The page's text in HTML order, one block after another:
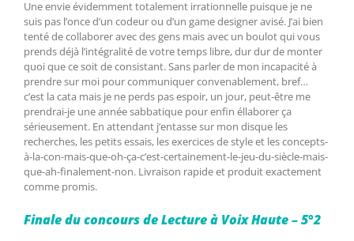
Une envie évidemment totalement irrationnelle puisque je ne
suis pas l’once d’un codeur ou d’un game designer avisé. J’ai bien
tenté de collaborer avec des gens mais avec un boulot qui vous
prends déjà l’intégralité de votre temps libre, dur dur de monter
quoi que ce soit de consistant. Sans parler de mon incapacité à
prendre sur moi pour communiquer convenablement, bref…
c’est la cata mais je ne perds pas espoir, un jour, peut-être me
prendrai-je une année sabbatique pour enfin éllaborer ça
sérieusement. En attendant j’entasse sur mon disque les
recherches, les petits essais, les exercices de style et les concepts-
à-la-con-mais-que-oh-ça-c’est-certainement-le-jeu-du-siècle-mais-
que-ah-finalement-non. Livraison rapide et produit exactement
comme promis.
Finale du concours de Lecture à Voix Haute – 5°2